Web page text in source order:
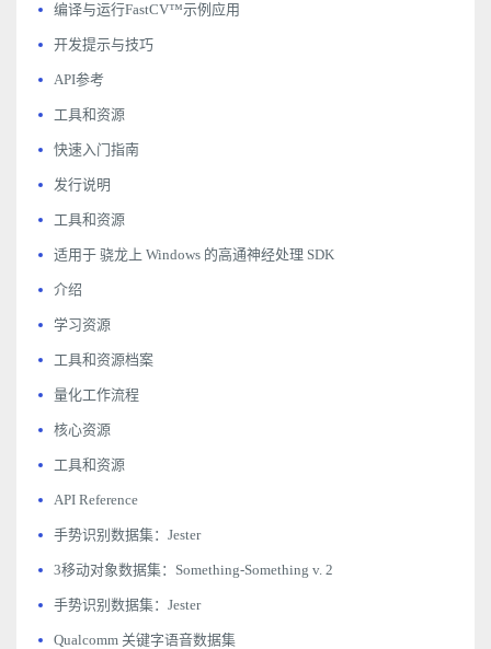
编译与运行FastCV™示例应用
开发提示与技巧
API参考
工具和资源
快速入门指南
发行说明
工具和资源
适用于 骁龙上 Windows 的高通神经处理 SDK
介绍
学习资源
工具和资源档案
量化工作流程
核心资源
工具和资源
API Reference
手势识别数据集：Jester
3移动对象数据集：Something-Something v. 2
手势识别数据集：Jester
Qualcomm 关键字语音数据集